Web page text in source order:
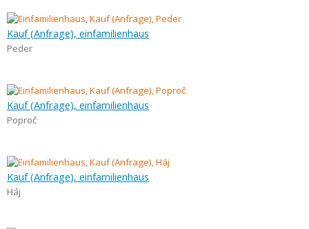
Kauf (Anfrage), einfamilienhaus
Peder
Kauf (Anfrage), einfamilienhaus
Poproč
Kauf (Anfrage), einfamilienhaus
Háj